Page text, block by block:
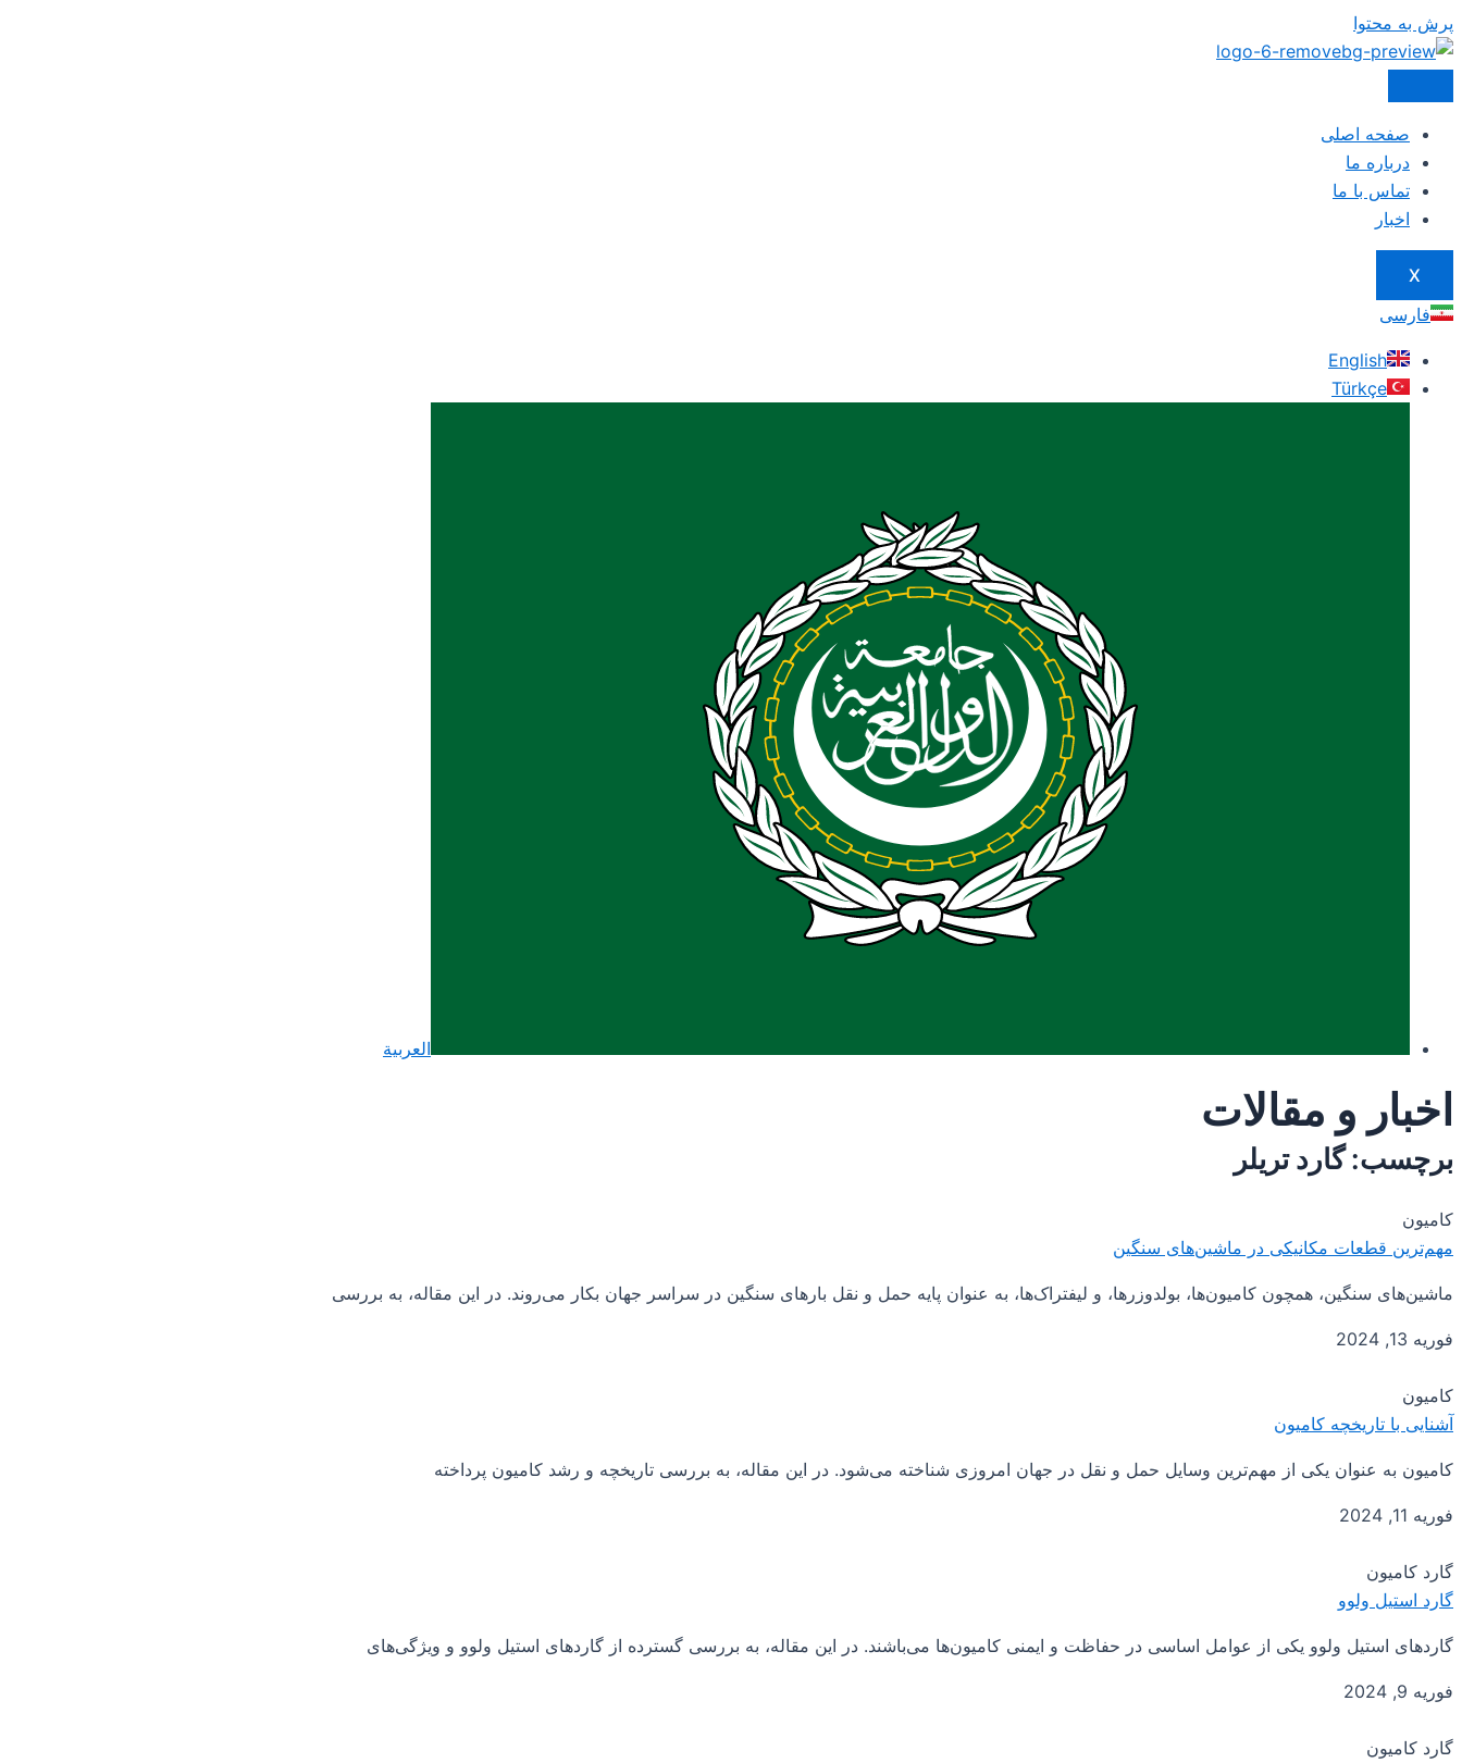
پرش به محتوا
صفحه اصلی
درباره ما
تماس با ما
اخبار
X
فارسی
English
Türkçe
العربية
اخبار و مقالات
برچسب: گارد تریلر
کامیون
مهم‌ترین قطعات مکانیکی در ماشین‌های سنگین
ماشین‌های سنگین، همچون کامیون‌ها، بولدوزرها، و لیفتراک‌ها، به عنوان پایه حمل و نقل بارهای سنگین در سراسر جهان بکار می‌روند. در این مقاله، به بررسی
فوریه 13, 2024
کامیون
آشنایی با تاریخچه کامیون
کامیون به عنوان یکی از مهم‌ترین وسایل حمل و نقل در جهان امروزی شناخته می‌شود. در این مقاله، به بررسی تاریخچه و رشد کامیون پرداخته
فوریه 11, 2024
گارد کامیون
گارد استیل ولوو
گاردهای استیل ولوو یکی از عوامل اساسی در حفاظت و ایمنی کامیون‌ها می‌باشند. در این مقاله، به بررسی گسترده از گاردهای استیل ولوو و ویژگی‌های
فوریه 9, 2024
گارد کامیون